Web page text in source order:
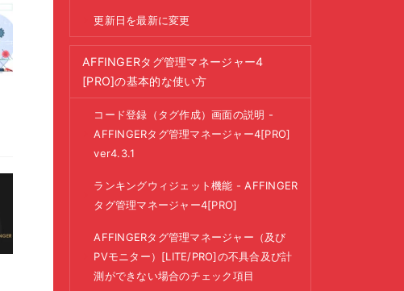
更新日を最新に変更
AFFINGERタグ管理マネージャー4
[PRO]の基本的な使い方
コード登録（タグ作成）画面の説明 -
AFFINGERタグ管理マネージャー4[PRO]
ver4.3.1
ランキングウィジェット機能 - AFFINGER
タグ管理マネージャー4[PRO]
AFFINGERタグ管理マネージャー（及び
PVモニター）[LITE/PRO]の不具合及び計
測ができない場合のチェック項目